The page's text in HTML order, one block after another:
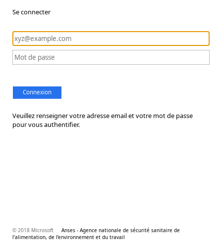
Se connecter
Connexion
Veuillez renseigner votre adresse email et votre mot de passe
pour vous authentifier.
© 2018 Microsoft
Anses - Agence nationale de sécurité sanitaire de
l’alimentation, de l’environnement et du travail